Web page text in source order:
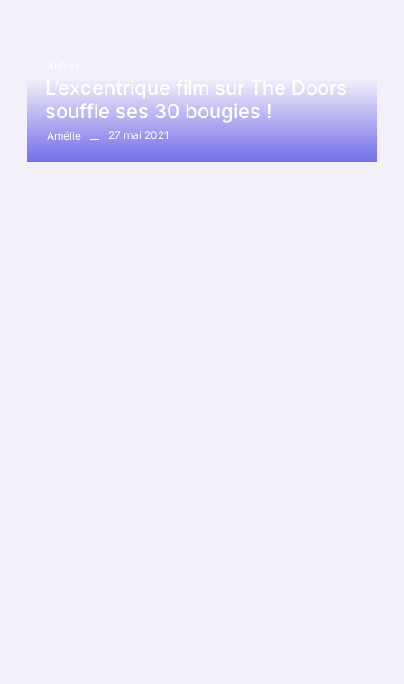
L’excentrique film sur The Doors
souffle ses 30 bougies !
Amélie 27 mai 2021